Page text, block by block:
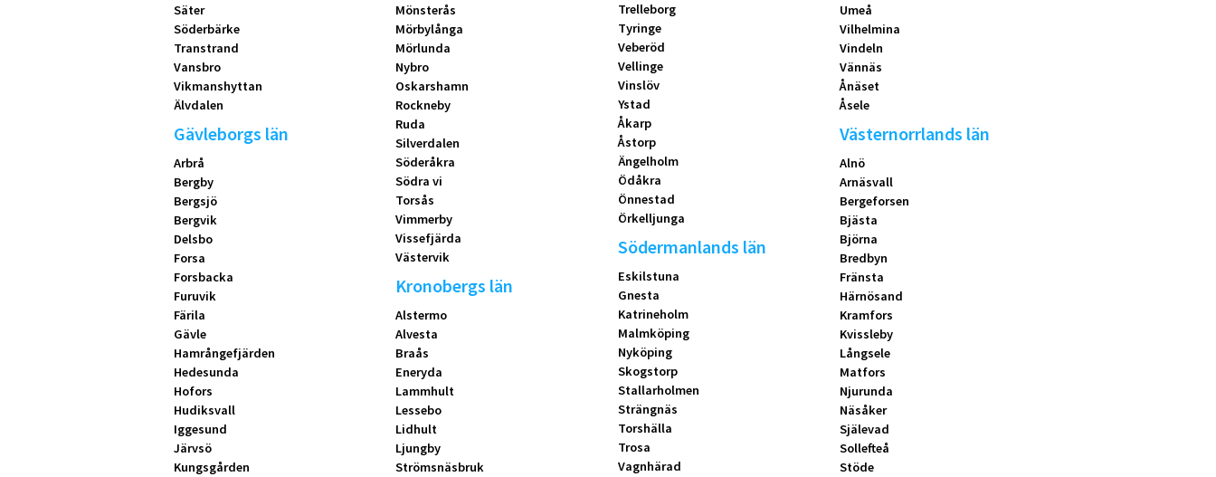
Säter
Söderbärke
Transtrand
Vansbro
Vikmanshyttan
Älvdalen
Gävleborgs län
Arbrå
Bergby
Bergsjö
Bergvik
Delsbo
Forsa
Forsbacka
Furuvik
Färila
Gävle
Hamrångefjärden
Hedesunda
Hofors
Hudiksvall
Iggesund
Järvsö
Kungsgården
Mönsterås
Mörbylånga
Mörlunda
Nybro
Oskarshamn
Rockneby
Ruda
Silverdalen
Söderåkra
Södra vi
Torsås
Vimmerby
Vissefjärda
Västervik
Kronobergs län
Alstermo
Alvesta
Braås
Eneryda
Lammhult
Lessebo
Lidhult
Ljungby
Strömsnäsbruk
Trelleborg
Tyringe
Veberöd
Vellinge
Vinslöv
Ystad
Åkarp
Åstorp
Ängelholm
Ödåkra
Önnestad
Örkelljunga
Södermanlands län
Eskilstuna
Gnesta
Katrineholm
Malmköping
Nyköping
Skogstorp
Stallarholmen
Strängnäs
Torshälla
Trosa
Vagnhärad
Umeå
Vilhelmina
Vindeln
Vännäs
Ånäset
Åsele
Västernorrlands län
Alnö
Arnäsvall
Bergeforsen
Bjästa
Björna
Bredbyn
Fränsta
Härnösand
Kramfors
Kvissleby
Långsele
Matfors
Njurunda
Näsåker
Själevad
Sollefteå
Stöde